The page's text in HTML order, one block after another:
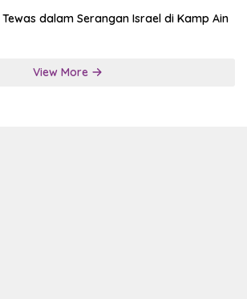
Tewas dalam Serangan Israel di Kamp Ain
View More